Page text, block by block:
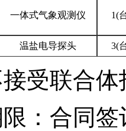
一体式气象观测仪 1(
温盐电导探头 3(
受联合体
： 合同签